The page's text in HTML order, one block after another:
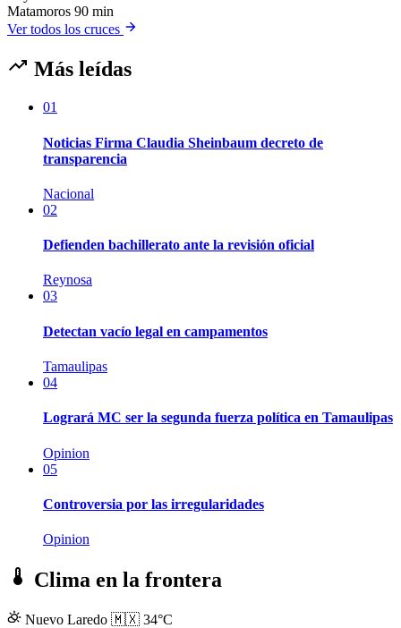
Matamoros 90 min
Ver todos los cruces
Más leídas
01
Noticias Firma Claudia Sheinbaum decreto de
transparencia
Nacional
02
Defienden bachillerato ante la revisión oficial
Reynosa
03
Detectan vacío legal en campamentos
Tamaulipas
04
Logrará MC ser la segunda fuerza política en Tamaulipas
Opinion
05
Controversia por las irregularidades
Opinion
Clima en la frontera
Nuevo Laredo 🇲🇽 34°C